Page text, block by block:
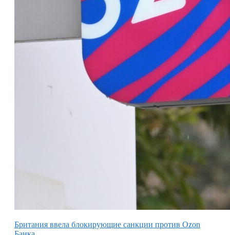
Британия ввела блокирующие санкции против Ozon